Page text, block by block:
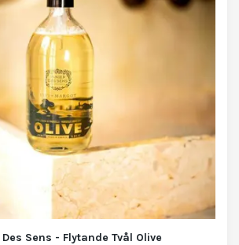
Sens - Flytande Tvål Olive